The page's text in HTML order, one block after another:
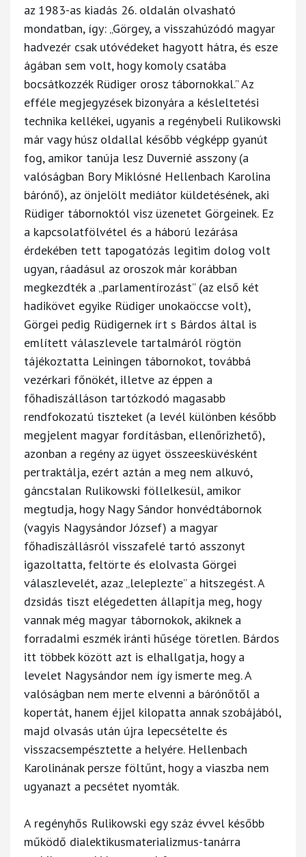
az 1983-as kiadás 26. oldalán olvasható
mondatban, így: „Görgey, a visszahúzódó magyar
hadvezér csak utóvédeket hagyott hátra, és esze
ágában sem volt, hogy komoly csatába
bocsátkozzék Rüdiger orosz tábornokkal.” Az
efféle megjegyzések bizonyára a késleltetési
technika kellékei, ugyanis a regénybeli Rulikowski
már vagy húsz oldallal később végképp gyanút
fog, amikor tanúja lesz Duvernié asszony (a
valóságban Bory Miklósné Hellenbach Karolina
bárónő), az önjelölt mediátor küldetésének, aki
Rüdiger tábornoktól visz üzenetet Görgeinek. Ez
a kapcsolatfölvétel és a háború lezárása
érdekében tett tapogatózás legitim dolog volt
ugyan, ráadásul az oroszok már korábban
megkezdték a „parlamentírozást” (az első két
hadikövet egyike Rüdiger unokaöccse volt),
Görgei pedig Rüdigernek írt s Bárdos által is
említett válaszlevele tartalmáról rögtön
tájékoztatta Leiningen tábornokot, továbbá
vezérkari főnökét, illetve az éppen a
főhadiszálláson tartózkodó magasabb
rendfokozatú tiszteket (a levél különben később
megjelent magyar fordításban, ellenőrizhető),
azonban a regény az ügyet összeesküvésként
pertraktálja, ezért aztán a meg nem alkuvó,
gáncstalan Rulikowski föllelkesül, amikor
megtudja, hogy Nagy Sándor honvédtábornok
(vagyis Nagysándor József) a magyar
főhadiszállásról visszafelé tartó asszonyt
igazoltatta, feltörte és elolvasta Görgei
válaszlevelét, azaz „leleplezte” a hitszegést. A
dzsidás tiszt elégedetten állapítja meg, hogy
vannak még magyar tábornokok, akiknek a
forradalmi eszmék iránti hűsége töretlen. Bárdos
itt többek között azt is elhallgatja, hogy a
levelet Nagysándor nem így ismerte meg. A
valóságban nem merte elvenni a bárónőtől a
kopertát, hanem éjjel kilopatta annak szobájából,
majd olvasás után újra lepecsételte és
visszacsempésztette a helyére. Hellenbach
Karolinának persze föltűnt, hogy a viaszba nem
ugyanazt a pecsétet nyomták.
A regényhős Rulikowski egy száz évvel később
működő dialektikusmaterializmus-tanárra